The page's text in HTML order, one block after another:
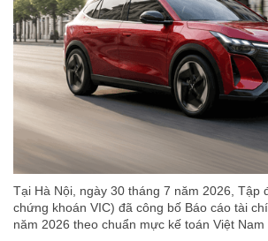
Tại Hà Nội, ngày 30 tháng 7 năm 2026, Tập
chứng khoán VIC) đã công bố Báo cáo tài
năm 2026 theo chuẩn mực kế toán Việt Nam